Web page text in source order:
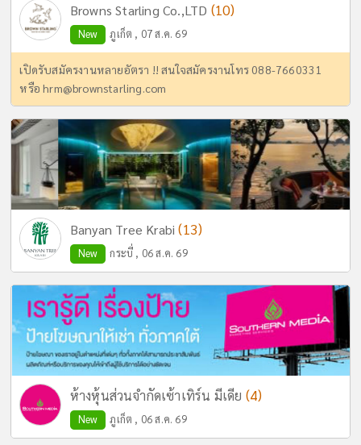
Browns Starling Co.,LTD (10)
New ภูเก็ต , 07 ส.ค. 69
เปิดรับสมัครงานหลายอัตรา !! สนใจสมัครงานโทร 088-7660331
หรือhrm@brownstarling.com
Banyan Tree Krabi(13)
New กระบี่ , 06 ส.ค. 69
ห้างหุ้นส่วนจำกัดเซ้าเทิร์น มีเดีย (4)
New ภูเก็ต , 06 ส.ค. 69